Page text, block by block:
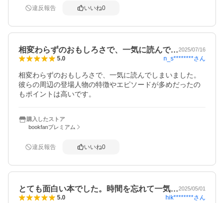
違反報告 いいね0
相変わらずのおもしろさで、一気に読んで…2025/07/16
5.0 n_s********さん
相変わらずのおもしろさで、一気に読んでしまいました。
彼らの周辺の登場人物の特徴やエピソードが多めだったの
もポイントは高いです。
購入したストア
bookfanプレミアム
違反報告 いいね0
とても面白い本でした。時間を忘れて一気…2025/05/01
5.0 hik********さん